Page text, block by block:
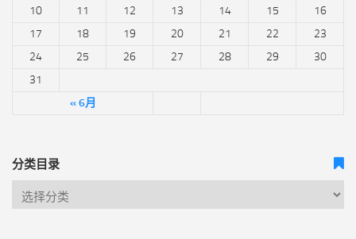
« 6月
10
11 12 13 14 15
16
17
18 19 20 21 22
23
24
25 26 27 28 29
30
31
分类目录